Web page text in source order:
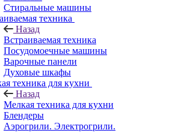
Стиральные машины
техника
Назад
Встраиваемая техника
Посудомоечные машины
Варочные панели
Духовые шкафы
техника для кухни
Назад
Мелкая техника для кухни
Блендеры
Аэрогрили. Электрогрили.